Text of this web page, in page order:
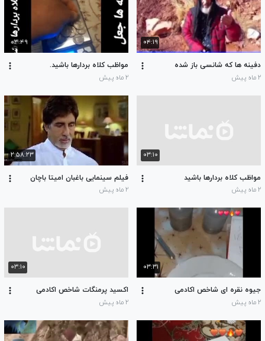
۰۴:۱۹
دفینه ها که شانسی باز شده
۲ ماه پیش
۰۳:۴۹
مواظب کلاه بردارها باشید.
۲ ماه پیش
۰۳:۱۰
مواظب کلاه بردارها باشید
۲ ماه پیش
۲:۵۸:۲۳
فیلم‌ سینمایی باغبان امیتا باچان
۲ ماه پیش
۰۳:۳۱
جیوه نقره ای شاخص اکادمی
۲ ماه پیش
۰۳:۱۰
اکسید پرمنگات شاخص اکادمی
۲ ماه پیش